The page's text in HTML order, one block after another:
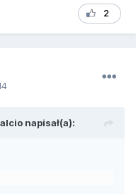
2
napisał(a):